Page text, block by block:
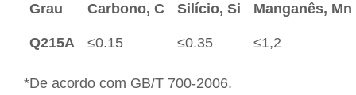
Grau Carbono, C Silício, Si Manganês, Mn
Q215A ≤0.15 ≤0.35 ≤1,2
*De acordo com GB/T 700-2006.